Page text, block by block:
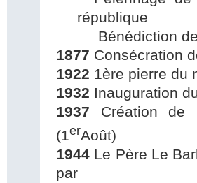
république
Bénédiction de
1877 Consécration
1922 1ère pierre du
1932 Inauguration
1937 Création de
(1erAoût)
1944 Le Père Le
par